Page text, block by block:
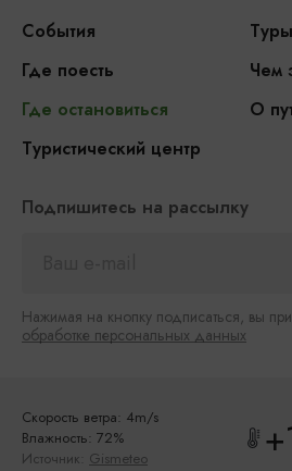
События
Где поесть
Чем
Где остановиться
О
Туристический центр
Подпишитесь на рассылку
Нажимая на кнопку подписаться, вы
обработке персональных данных
Скорость ветра: 4m/s
Влажность: 72%
Источник: Gismeteo